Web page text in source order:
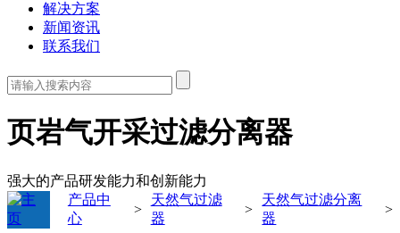
解决方案
新闻资讯
联系我们
页岩气开采过滤分离器
强大的产品研发能力和创新能力
产品中
心
>
天然气过滤
器
>
天然气过滤分离
器
>